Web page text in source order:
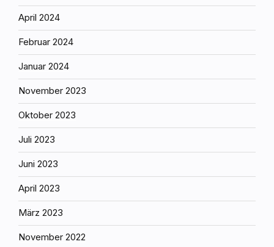
April 2024
Februar 2024
Januar 2024
November 2023
Oktober 2023
Juli 2023
Juni 2023
April 2023
März 2023
November 2022